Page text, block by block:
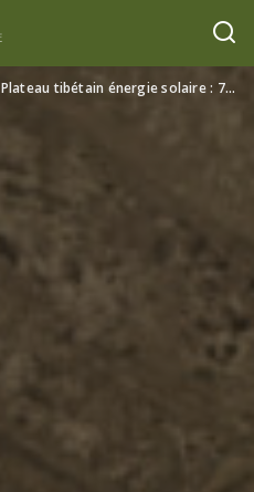
Plateau tibétain énergie solaire : 7 faits étonnants sur la révolution énergétique la plus haute du monde